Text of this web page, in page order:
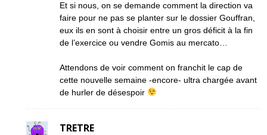
Et si nous, on se demande comment la direction va
faire pour ne pas se planter sur le dossier Gouffran,
eux ils en sont à choisir entre un gros déficit à la fin
de l’exercice ou vendre Gomis au mercato…
Attendons de voir comment on franchit le cap de
cette nouvelle semaine -encore- ultra chargée avant
de hurler de désespoir
TRETRE